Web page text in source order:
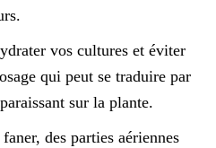
vos cultures et éviter
qui peut se traduire par
sur la plante.
des parties aériennes